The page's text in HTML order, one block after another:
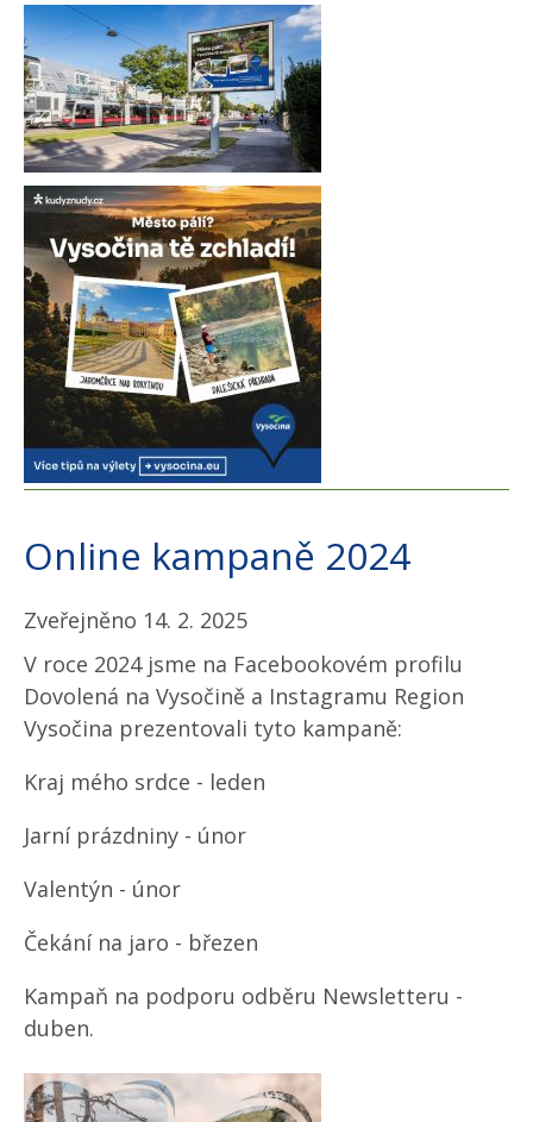
Online kampaně 2024
Zveřejněno 14. 2. 2025
V roce 2024 jsme na Facebookovém profilu
Dovolená na Vysočině a Instagramu Region
Vysočina prezentovali tyto kampaně:
Kraj mého srdce - leden
Jarní prázdniny - únor
Valentýn - únor
Čekání na jaro - březen
Kampaň na podporu odběru Newsletteru -
duben.